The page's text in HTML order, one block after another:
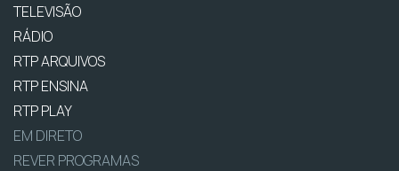
TELEVISÃO
RÁDIO
RTP ARQUIVOS
RTP ENSINA
RTP PLAY
EM DIRETO
REVER PROGRAMAS